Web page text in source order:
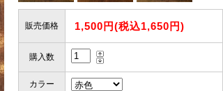
販売価格 1,500円(税込1,650円)
購入数
カラー